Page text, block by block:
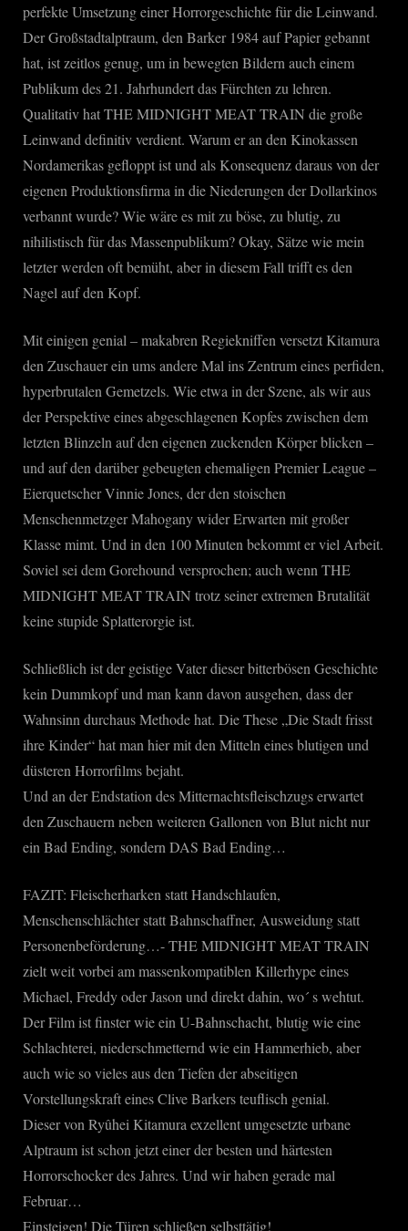
perfekte Umsetzung einer Horrorgeschichte für die Leinwand.
Der Großstadtalptraum, den Barker 1984 auf Papier gebannt
hat, ist zeitlos genug, um in bewegten Bildern auch einem
Publikum des 21. Jahrhundert das Fürchten zu lehren.
Qualitativ hat THE MIDNIGHT MEAT TRAIN die große
Leinwand definitiv verdient. Warum er an den Kinokassen
Nordamerikas gefloppt ist und als Konsequenz daraus von der
eigenen Produktionsfirma in die Niederungen der Dollarkinos
verbannt wurde? Wie wäre es mit zu böse, zu blutig, zu
nihilistisch für das Massenpublikum? Okay, Sätze wie mein
letzter werden oft bemüht, aber in diesem Fall trifft es den
Nagel auf den Kopf.
Mit einigen genial – makabren Regiekniffen versetzt Kitamura
den Zuschauer ein ums andere Mal ins Zentrum eines perfiden,
hyperbrutalen Gemetzels. Wie etwa in der Szene, als wir aus
der Perspektive eines abgeschlagenen Kopfes zwischen dem
letzten Blinzeln auf den eigenen zuckenden Körper blicken –
und auf den darüber gebeugten ehemaligen Premier League –
Eierquetscher Vinnie Jones, der den stoischen
Menschenmetzger Mahogany wider Erwarten mit großer
Klasse mimt. Und in den 100 Minuten bekommt er viel Arbeit.
Soviel sei dem Gorehound versprochen; auch wenn THE
MIDNIGHT MEAT TRAIN trotz seiner extremen Brutalität
keine stupide Splatterorgie ist.
Schließlich ist der geistige Vater dieser bitterbösen Geschichte
kein Dummkopf und man kann davon ausgehen, dass der
Wahnsinn durchaus Methode hat. Die These „Die Stadt frisst
ihre Kinder“ hat man hier mit den Mitteln eines blutigen und
düsteren Horrorfilms bejaht.
Und an der Endstation des Mitternachtsfleischzugs erwartet
den Zuschauern neben weiteren Gallonen von Blut nicht nur
ein Bad Ending, sondern DAS Bad Ending…
FAZIT: Fleischerharken statt Handschlaufen,
Menschenschlächter statt Bahnschaffner, Ausweidung statt
Personenbeförderung…- THE MIDNIGHT MEAT TRAIN
zielt weit vorbei am massenkompatiblen Killerhype eines
Michael, Freddy oder Jason und direkt dahin, wo´ s wehtut.
Der Film ist finster wie ein U-Bahnschacht, blutig wie eine
Schlachterei, niederschmetternd wie ein Hammerhieb, aber
auch wie so vieles aus den Tiefen der abseitigen
Vorstellungskraft eines Clive Barkers teuflisch genial.
Dieser von Ryûhei Kitamura exzellent umgesetzte urbane
Alptraum ist schon jetzt einer der besten und härtesten
Horrorschocker des Jahres. Und wir haben gerade mal
Februar…
Einsteigen! Die Türen schließen selbsttätig!